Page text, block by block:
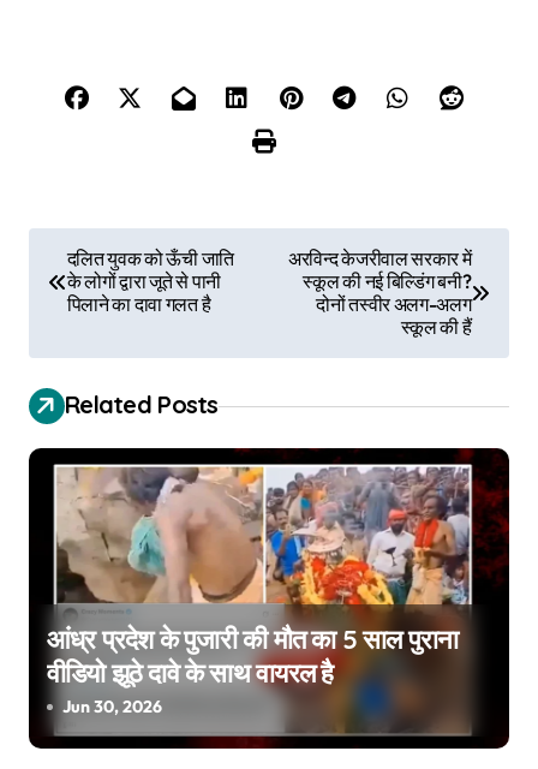
s
t
n
g
a
t
दलित युवक को ऊँची जाति
के लोगों द्वारा जूते से पानी
पिलाने का दावा गलत है
अरविन्द केजरीवाल सरकार में
स्कूल की नई बिल्डिंग बनी?
दोनों तस्वीर अलग-अलग
स्कूल की हैं
Related Posts
आंध्र प्रदेश के पुजारी की मौत का 5 साल पुराना
वीडियो झूठे दावे के साथ वायरल है
Jun 30, 2026